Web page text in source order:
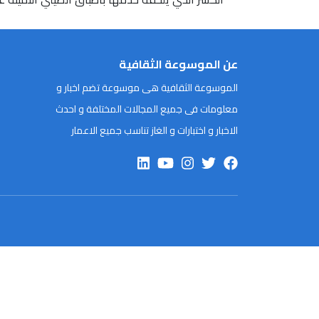
عن الموسوعة الثقافية
الموسوعة الثقافية هى موسوعة تضم اخبار و
معلومات فى جميع المجالات المختلفة و احدث
الاخبار و اختبارات و الغاز تناسب جميع الاعمار